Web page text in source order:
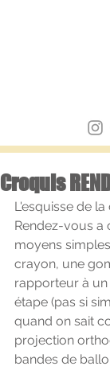
Croquis
L'esquisse de
Rendez-vous a
moyens
crayon, une
rapporteur à un
étape (pas si
quand on sait
projection
bandes de